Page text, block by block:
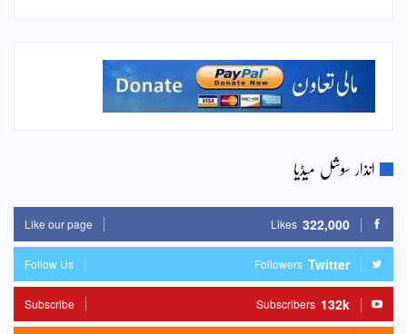
انذار سوشل میڈیا
322,000
Likes
Like our page
Twitter
Followers
Follow Us
132k
Subscribers
Subscribe